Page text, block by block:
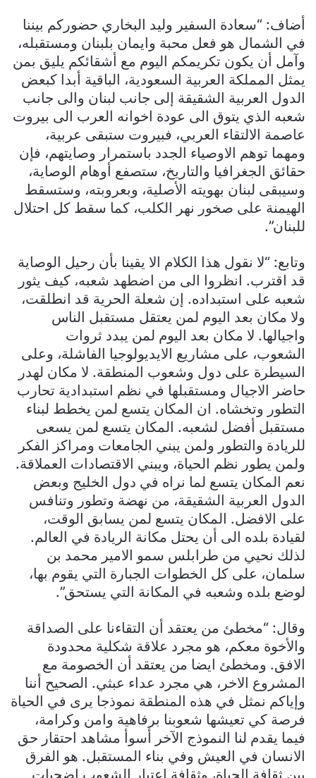
أضاف: “سعادة السفير وليد البخاري حضوركم بيننا
في الشمال هو فعل محبة وايمان بلبنان ومستقبله،
وآمل أن يكون تكريمكم اليوم مع أشقائكم يليق بمن
يمثل المملكة العربية السعودية، الباقية أبدا كبعض
الدول العربية الشقيقة إلى جانب لبنان والى جانب
شعبه الذي يتوق الى عودة اخوانه العرب الى بيروت
عاصمة الالتقاء العربي، فبيروت ستبقى عربية،
ومهما توهم الاوصياء الجدد باستمرار وصايتهم، فإن
حقائق الجغرافيا والتاريخ، ستصفع أوهام الوصاية،
وسيبقى لبنان بهويته الأصلية، وبعروبته، وستسقط
الهيمنة على صخور نهر الكلب، كما سقط كل احتلال
للبنان”.
وتابع: “لا نقول هذا الكلام الا يقينا بأن رحيل الوصاية
قد اقترب. انظروا الى من اضطهد شعبه، كيف يثور
شعبه على استبداده. إن شعلة الحرية قد انطلقت،
ولا مكان بعد اليوم لمن يعتقل مستقبل الناس
واجيالها. لا مكان بعد اليوم لمن يبدد ثروات
الشعوب، على مشاريع الايديولوجيا الفاشلة، وعلى
السيطرة على دول وشعوب المنطقة. لا مكان لهدر
حاضر الاجيال ومستقبلها في نظم استبدادية تحارب
التطور وتخشاه. ان المكان يتسع لمن يخطط لبناء
مستقبل أفضل لشعبه. المكان يتسع لمن يسعى
للريادة والتطور ولمن يبني الجامعات ومراكز الفكر
ولمن يطور نظم الحياة، ويبني الاقتصادات العملاقة.
نعم المكان يتسع لما نراه في دول الخليج وبعض
الدول العربية الشقيقة، من نهضة وتطور وتنافس
على الافضل. المكان يتسع لمن يسابق الوقت،
لقيادة بلده الى أن يحتل مكانة الريادة في العالم.
لذلك نحيي من طرابلس سمو الامير محمد بن
سلمان، على كل الخطوات الجبارة التي يقوم بها،
لوضع بلده وشعبه في المكانة التي يستحق”.
وقال: “مخطئ من يعتقد أن التقاءنا على الصداقة
والأخوة معكم، هو مجرد علاقة شكلية محدودة
الافق. ومخطئ ايضا من يعتقد أن الخصومة مع
المشروع الاخر، هي مجرد عداء عبثي. الصحيح أننا
وإياكم نمثل في هذه المنطقة نموذجا يرى في الحياة
فرصة كي تعيشها شعوبنا برفاهية وامن وكرامة،
فيما يقدم لنا النموذج الآخر أسوأ مشاهد احتقار حق
الانسان في العيش وفي بناء المستقبل. هو الفرق